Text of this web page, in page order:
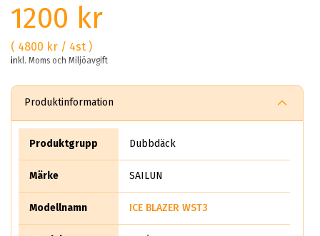
1200 kr
( 4800 kr / 4st )
inkl. Moms och Miljöavgift
Produktinformation
Produktgrupp Dubbdäck
Märke SAILUN
Modellnamn ICE BLAZER WST3